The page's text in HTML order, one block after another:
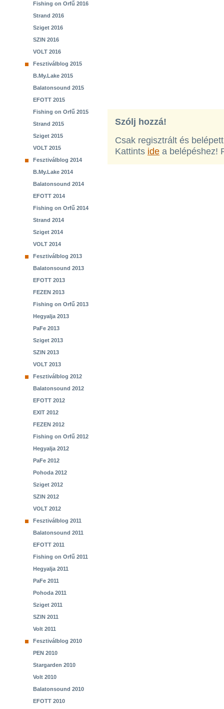
Fishing on Orfű 2016
Strand 2016
Sziget 2016
SZIN 2016
VOLT 2016
Fesztiválblog 2015
B.My.Lake 2015
Balatonsound 2015
EFOTT 2015
Fishing on Orfű 2015
Strand 2015
Sziget 2015
VOLT 2015
Fesztiválblog 2014
B.My.Lake 2014
Balatonsound 2014
EFOTT 2014
Fishing on Orfű 2014
Strand 2014
Sziget 2014
VOLT 2014
Fesztiválblog 2013
Balatonsound 2013
EFOTT 2013
FEZEN 2013
Fishing on Orfű 2013
Hegyalja 2013
PaFe 2013
Sziget 2013
SZIN 2013
VOLT 2013
Fesztiválblog 2012
Balatonsound 2012
EFOTT 2012
EXIT 2012
FEZEN 2012
Fishing on Orfű 2012
Hegyalja 2012
PaFe 2012
Pohoda 2012
Sziget 2012
SZIN 2012
VOLT 2012
Fesztiválblog 2011
Balatonsound 2011
EFOTT 2011
Fishing on Orfű 2011
Hegyalja 2011
PaFe 2011
Pohoda 2011
Sziget 2011
SZIN 2011
Volt 2011
Fesztiválblog 2010
PEN 2010
Stargarden 2010
Volt 2010
Balatonsound 2010
EFOTT 2010
Szólj hozzá!
Csak regisztrált és
Kattints ide a belépéshez!